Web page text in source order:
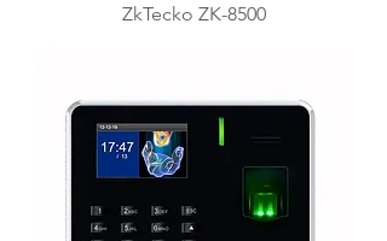
ZkTecko ZK-8500